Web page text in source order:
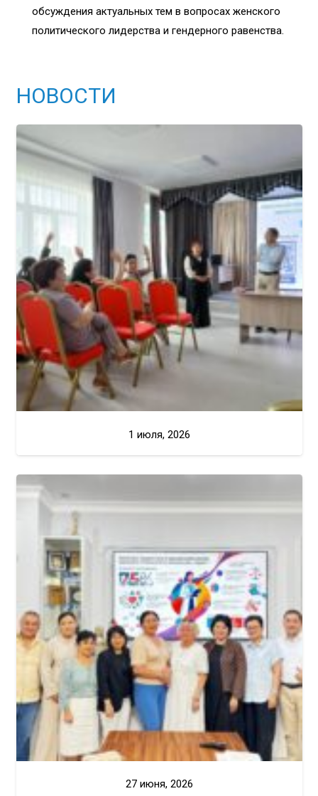
обсуждения актуальных тем в вопросах женского
политического лидерства и гендерного равенства.
НОВОСТИ
1 июля, 2026
27 июня, 2026